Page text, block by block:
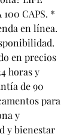
100 CAPS. *
en línea.
en precios
horas y
de 90
para
y
y bienestar